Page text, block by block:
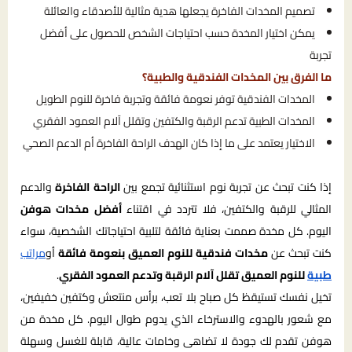
تصميم المخدات الفاخرة يجعلها هدية مثالية للأصدقاء والعائلة
يمكن اختيار المخدة حسب احتياجات الشخص للحصول على أفضل
تجربة
ما الفرق بين المخدات الفندقية والطبية؟
المخدات الفندقية توفر نعومة فائقة وتجربة فاخرة للنوم الطويل
المخدات الطبية تدعم الرقبة والكتفين وتقلل آلام العمود الفقري
الاختيار يعتمد على ما إذا كان الهدف الراحة الفاخرة أم الدعم الصحي
إذا كنت تبحث عن تجربة نوم استثنائية تجمع بينالراحة الفاخرةوالدعم
المثالي للرقبة والكتفين، فلا تتردد في اقتناءأفضل مخدات هوفن
اليوم. كل مخدة صممت بعناية فائقة لتلبية احتياجاتك الشخصية، سواء
كنت تبحث عنمخدات فندقية للنوم العميق بنعومة فائقةأومراتب
طبيةللنوم العميق تقلل آلام الرقبة وتدعم العمود الفقري.
تخيل نفسك تستيقظ كل صباح بلا تعب، برأس منتعش وكتفين خفيفين،
مع شعور بالهدوء والاسترخاء الذي يدوم طوال اليوم. كل مخدة من
هوفن تقدم لك جودة لا تضاهى وخامات عالية، قابلة للغسل وسهلة